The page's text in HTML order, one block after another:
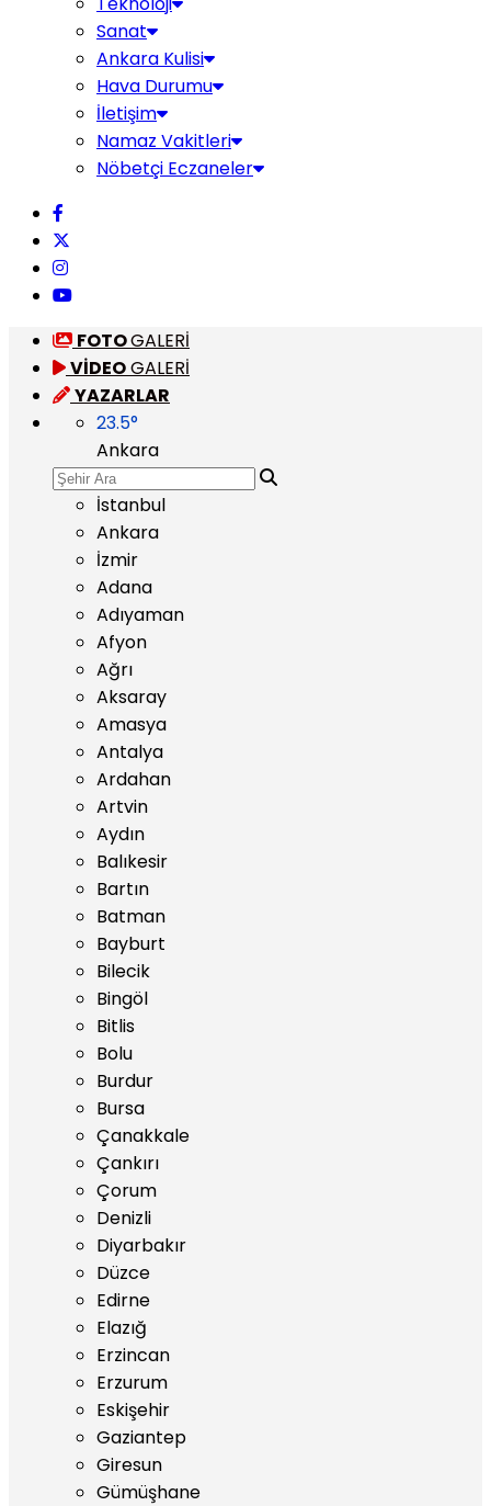
Sanat
Ankara Kulisi
Hava Durumu
İletişim
Namaz Vakitleri
Nöbetçi Eczaneler
FOTOGALERİ
VİDEOGALERİ
YAZARLAR
23.5°
Ankara
İstanbul
Ankara
İzmir
Adana
Adıyaman
Afyon
Ağrı
Aksaray
Amasya
Antalya
Ardahan
Artvin
Aydın
Balıkesir
Bartın
Batman
Bayburt
Bilecik
Bingöl
Bitlis
Bolu
Burdur
Bursa
Çanakkale
Çankırı
Çorum
Denizli
Diyarbakır
Düzce
Edirne
Elazığ
Erzincan
Erzurum
Eskişehir
Gaziantep
Giresun
Gümüşhane